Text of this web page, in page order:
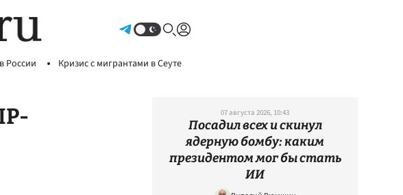
России Кризис с мигрантами в Сеуте
07 августа 2026, 10:43
Посадил всех и скинул
ядерную бомбу: каким
президентом мог бы стать
ИИ